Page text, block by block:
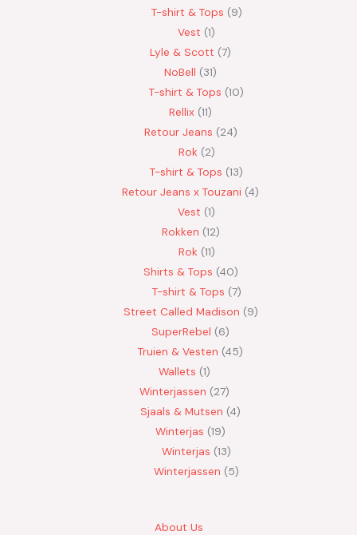
T-shirt & Tops 9
Vest 1
Lyle & Scott 7
NoBell
31
T-shirt & Tops 10
Rellix 11
Retour Jeans 24
Rok 2
T-shirt & Tops 13
Retour Jeans x Touzani 4
Vest 1
Rokken 12
Rok 11
Shirts & Tops 40
T-shirt & Tops 7
Street Called Madison 9
SuperRebel
6
Truien & Vesten 45
Wallets 1
Winterjassen
27
Sjaals & Mutsen 4
Winterjas 19
Winterjas 13
Winterjassen
5
About Us